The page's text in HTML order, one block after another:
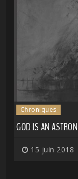
Chroniques
GOD IS AN
15 juin 2018